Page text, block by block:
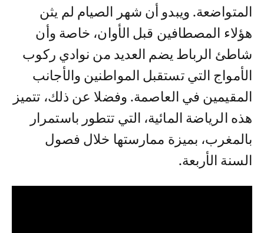
المتواضعة. ويبدو أن شهر الصيام لم يثن
هؤلاء المصطافين قبل الأوان، خاصة وأن
شاطئ الرباط يضم العديد من نوادي ركوب
الأمواج التي تستقبل المواطنين والأجانب
المقيمين في العاصمة. وفضلا عن ذلك، تتميز
هذه الرياضة المائية، التي تتطور باستمرار
بالمغرب، بميزة ممارستها خلال فصول
السنة الأربعة.